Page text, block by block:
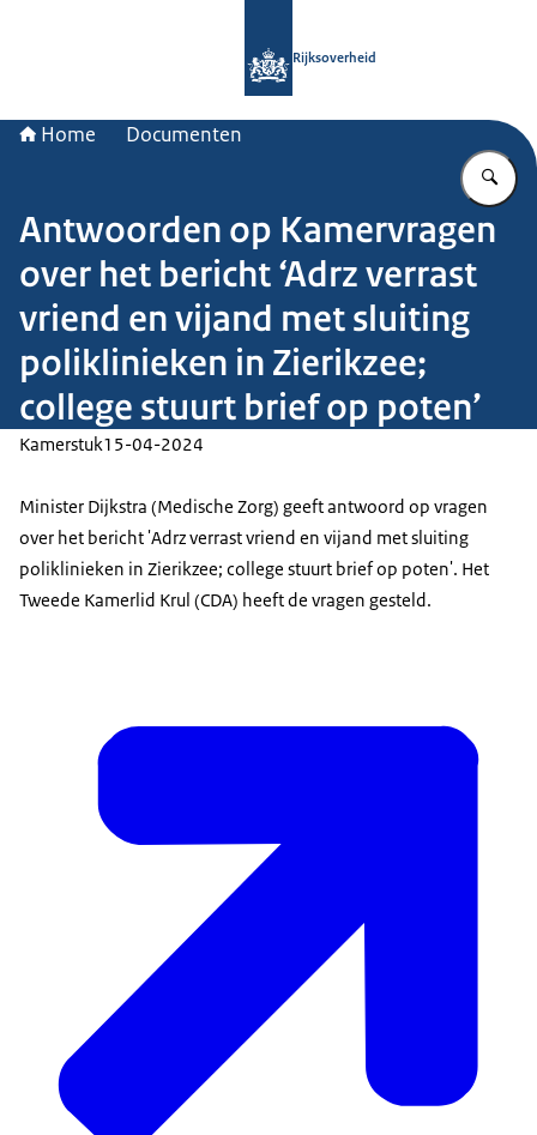
Rijksoverheid
Home Documenten
Antwoorden op Kamervragen
over het bericht ‘Adrz verrast
vriend en vijand met sluiting
poliklinieken in Zierikzee;
college stuurt brief op poten’
Kamerstuk15-04-2024
Minister Dijkstra (Medische Zorg) geeft antwoord op vragen
over het bericht 'Adrz verrast vriend en vijand met sluiting
poliklinieken in Zierikzee; college stuurt brief op poten'. Het
Tweede Kamerlid Krul (CDA) heeft de vragen gesteld.